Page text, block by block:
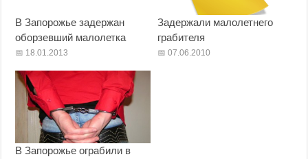
В Запорожье задержан
оборзевший малолетка
18.01.2013
Задержали малолетнего
грабителя
07.06.2010
В Запорожье ограбили в